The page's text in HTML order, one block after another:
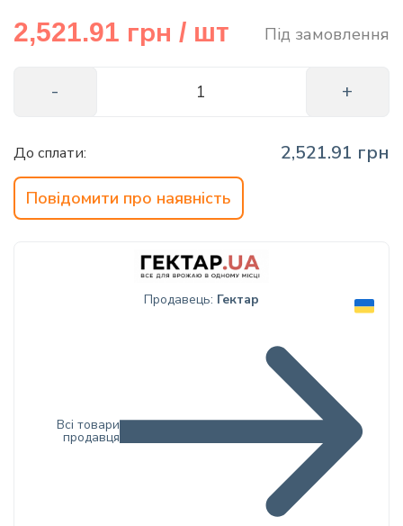
info@hectare.ua
2,521.91 грн / шт Під замовлення
До сплати: 2,521.91 грн
Повідомити про наявність
Продавець: Гектар
Всі товари
продавця